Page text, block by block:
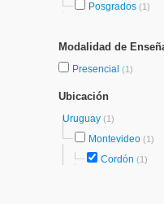
Posgrados (1)
Modalidad de
Presencial (1)
Ubicación
Uruguay (1)
Montevideo (1)
Cordón (1)